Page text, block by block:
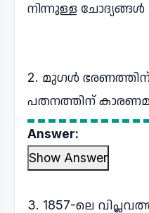
നിന്നുള്ള ചോദ്യങ്ങൾ
2. മുഗൾ
പതനത്തിന്
Answer:
Show Answer
3. 1857-ലെ